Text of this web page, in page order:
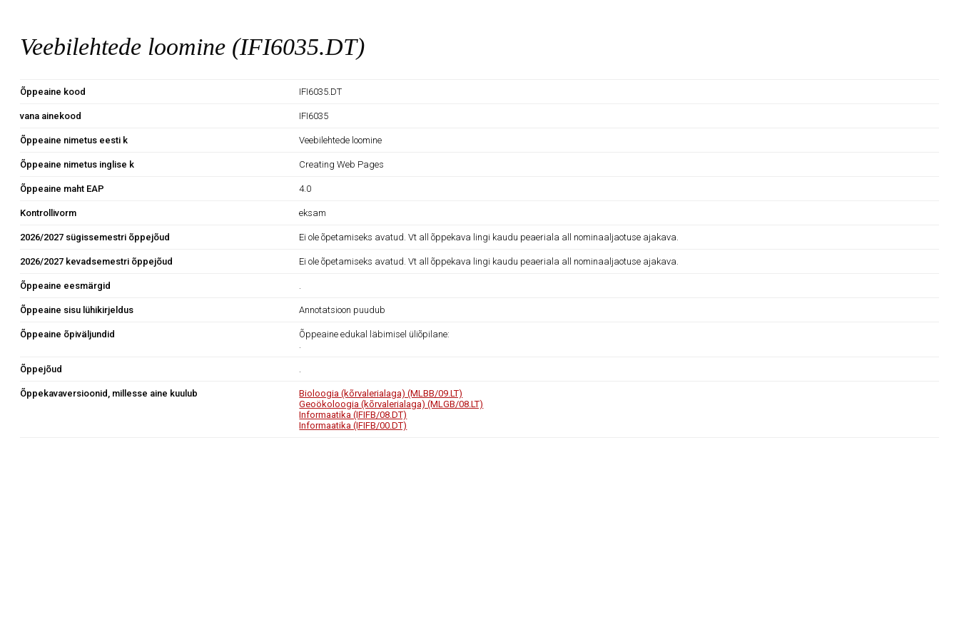
Veebilehtede loomine (IFI6035.DT)
Õppeaine kood IFI6035.DT
vana ainekood IFI6035
Õppeaine nimetus eesti k Veebilehtede loomine
Õppeaine nimetus inglise k Creating Web Pages
Õppeaine maht EAP 4.0
Kontrollivorm eksam
2026/2027 sügissemestri õppejõud Ei ole õpetamiseks avatud. Vt all õppekava lingi kaudu peaeriala all nominaaljaotuse ajakava.
2026/2027 kevadsemestri õppejõud Ei ole õpetamiseks avatud. Vt all õppekava lingi kaudu peaeriala all nominaaljaotuse ajakava.
Õppeaine eesmärgid .
Õppeaine sisu lühikirjeldus Annotatsioon puudub
Õppeaine õpiväljundid
Õppeaine edukal läbimisel üliõpilane:
.
Õppejõud .
Õppekavaversioonid, millesse aine kuulub
Bioloogia (kõrvalerialaga) (MLBB/09.LT)
Geoökoloogia (kõrvalerialaga) (MLGB/08.LT)
Informaatika (IFIFB/08.DT)
Informaatika (IFIFB/00.DT)